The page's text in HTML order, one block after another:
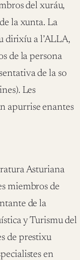
del xuráu,
la xunta. La
dirixíu a l’ALLA,
de la persona
de la so
Les
apurrise enantes
Asturiana
miembros de
de la
y Turismu del
de prestixu
en